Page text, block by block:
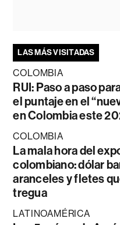
LAS MÁS VISITADAS
COLOMBIA
RUI: Paso a paso
el puntaje en el
en Colombia este
COLOMBIA
La mala hora del
colombiano: dólar
aranceles y fletes
tregua
LATINOAMÉRICA